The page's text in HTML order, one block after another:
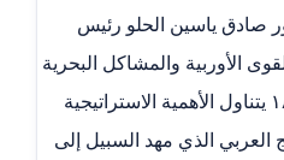
صادق ياسين الحلو رئيس
الأوربية والمشاكل البحرية
في الخليج العربي ١٧٩٨-١٨٥٧ يتناول الأهمية الاستراتيجية
العربي الذي مهد السبيل إلى